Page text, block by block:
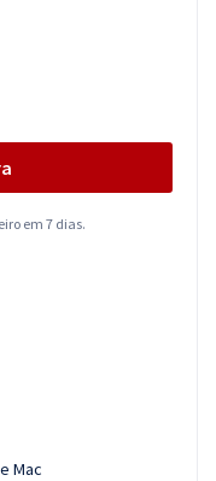
em 7 dias.
Mac